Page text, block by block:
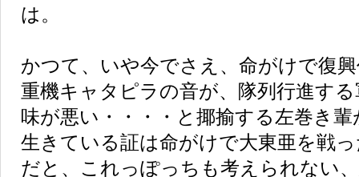
は。
かつて、いや今でさえ、命がけで復
重機キャタピラの音が、隊列行進す
味が悪い・・・・と揶揄する左巻き
生きている証は命がけで大東亜を戦
だと、これっぽっちも考えられない